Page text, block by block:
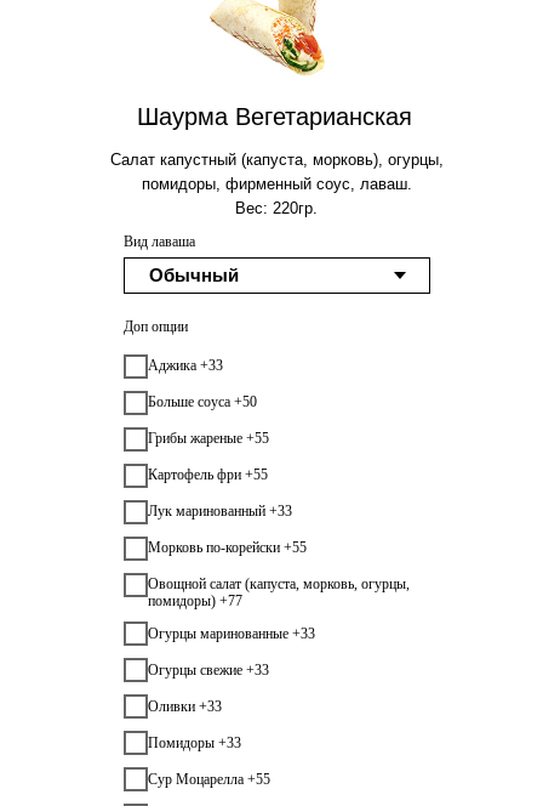
Вид лаваша
Доп опции
Аджика +33
Больше соуса +50
Грибы жареные +55
Картофель фри +55
Лук маринованный +33
Морковь по-корейски +55
Овощной салат (капуста, морковь, огурцы,
помидоры) +77
Огурцы маринованные +33
Огурцы свежие +33
Оливки +33
Помидоры +33
Сур Моцарелла +55
Салат капустный (капуста, морковь), огурцы,
помидоры, фирменный соус, лаваш.
Вес: 220гр.
Шаурма Вегетарианская